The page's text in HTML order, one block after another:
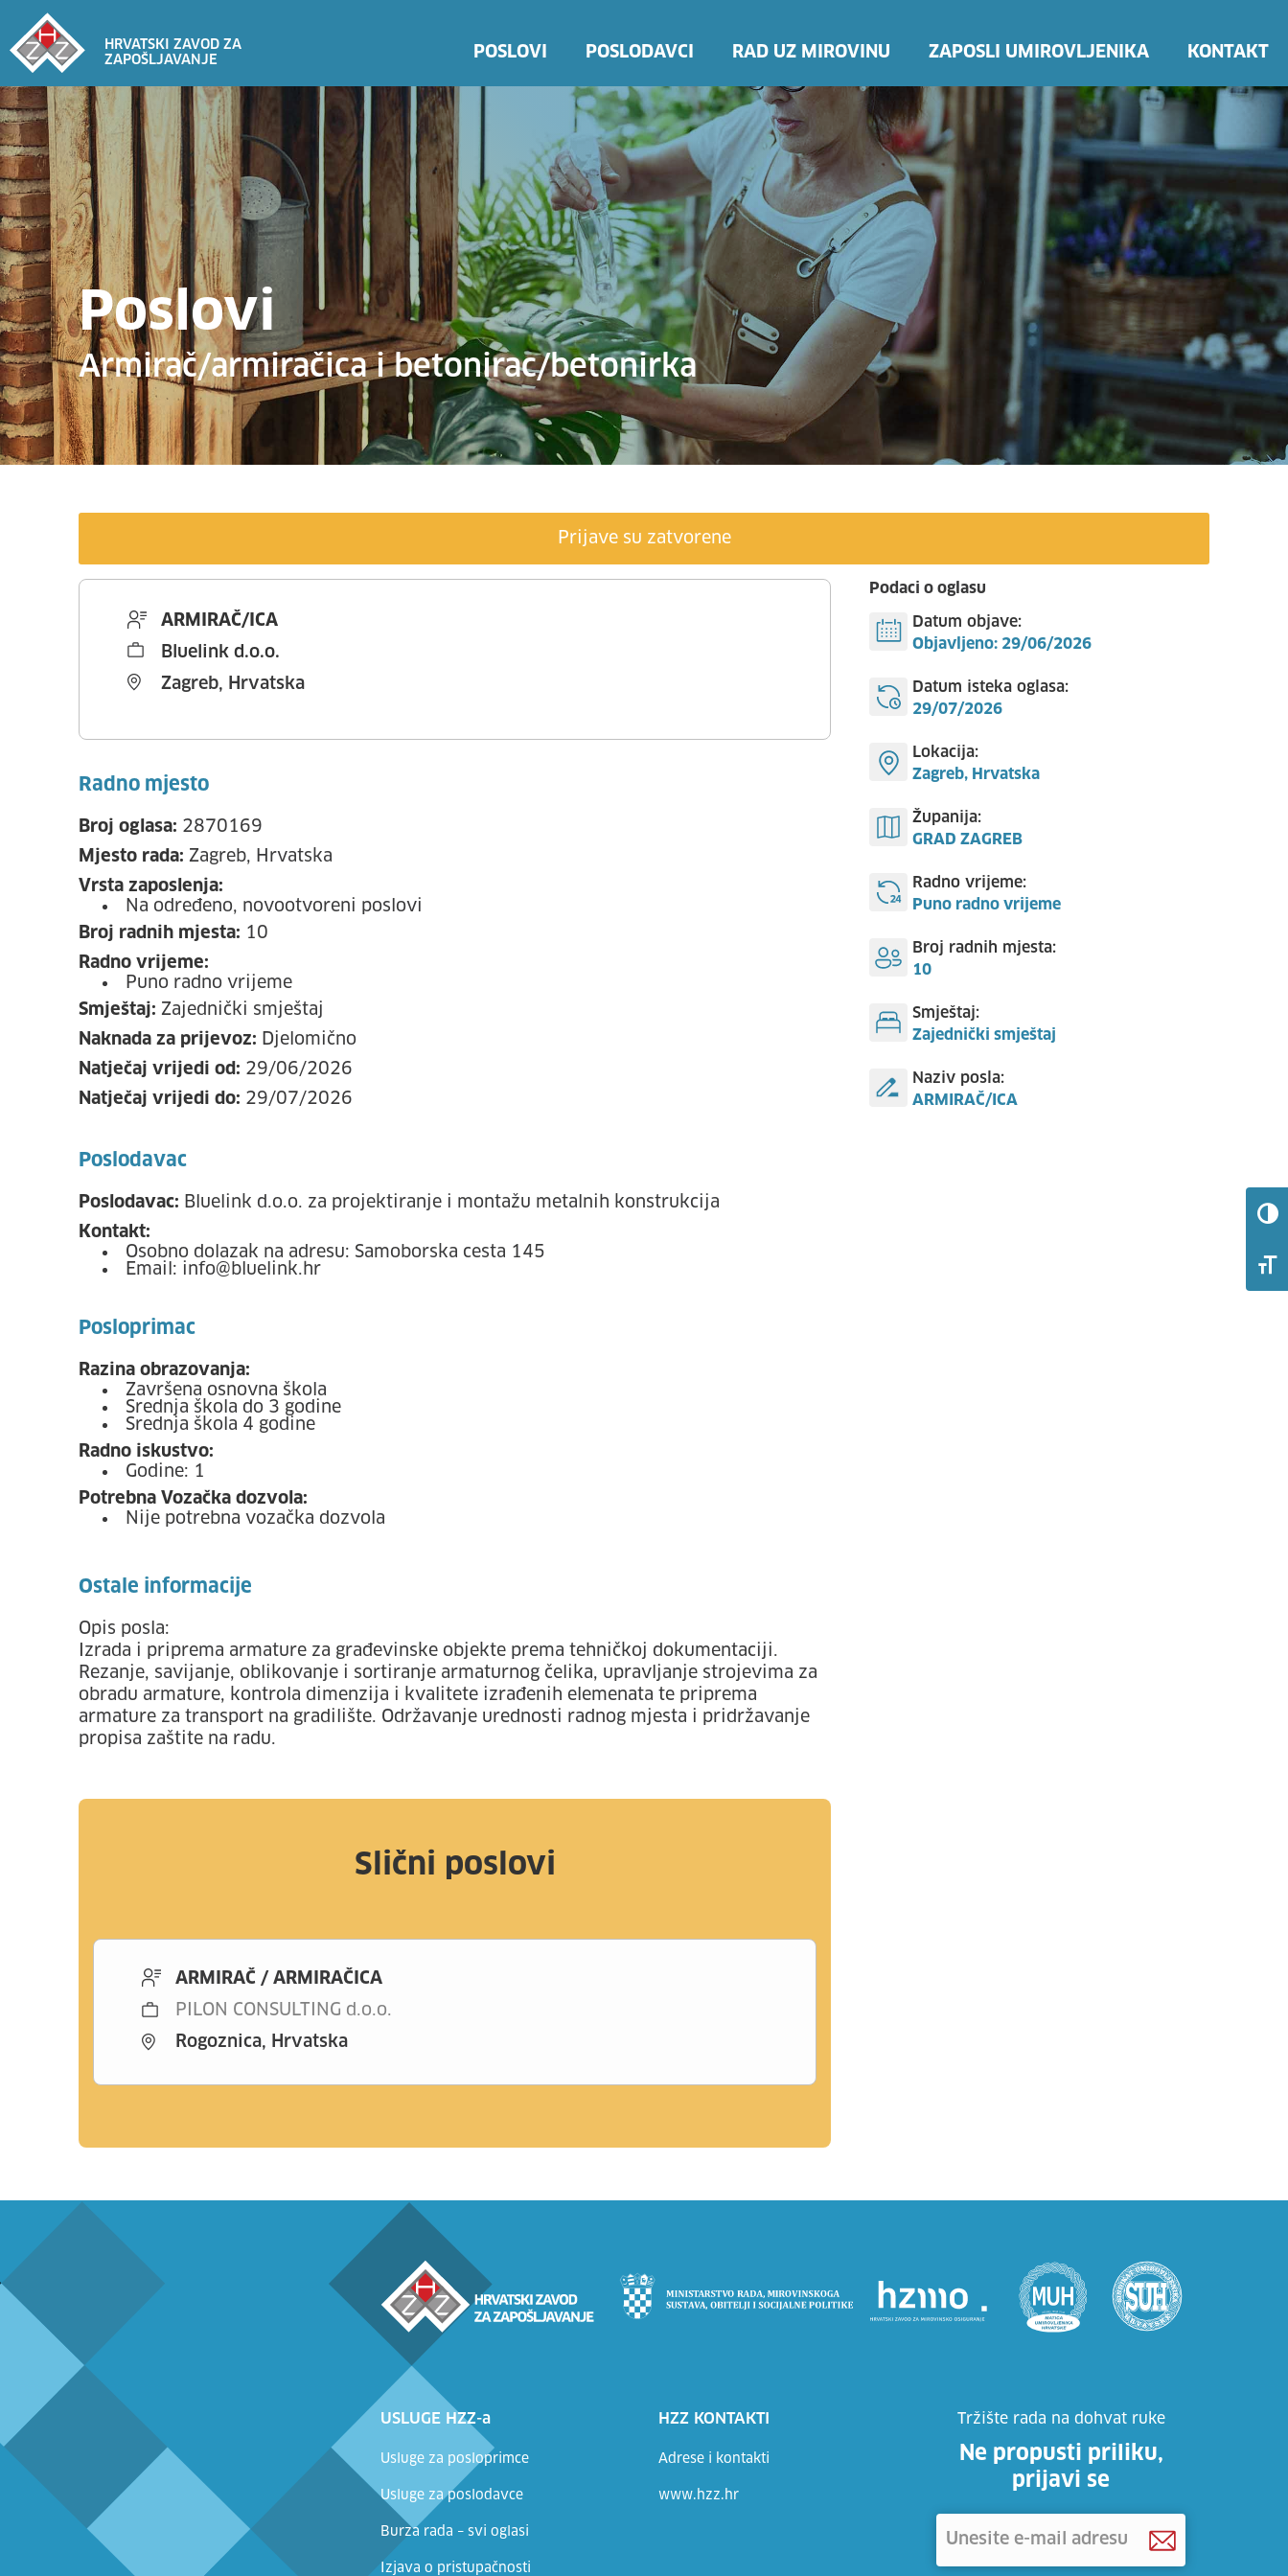
HRVATSKI ZAVOD ZA
ZAPOŠLJAVANJE
POSLOVI POSLODAVCI RAD UZ MIROVINU ZAPOSLI UMIROVLJENIKA KONTAKT
Poslovi
Armirač/armiračica i betonirac/betonirka
Prijave su zatvorene
ARMIRAČ/ICA
Bluelink d.o.o.
Zagreb, Hrvatska
Radno mjesto
Broj oglasa: 2870169
Mjesto rada: Zagreb, Hrvatska
Vrsta zaposlenja:
Na određeno, novootvoreni poslovi
Broj radnih mjesta: 10
Radno vrijeme:
Puno radno vrijeme
Smještaj: Zajednički smještaj
Naknada za prijevoz: Djelomično
Natječaj vrijedi od: 29/06/2026
Natječaj vrijedi do: 29/07/2026
Poslodavac
Poslodavac: Bluelink d.o.o. za projektiranje i montažu metalnih konstrukcija
Kontakt:
Osobno dolazak na adresu: Samoborska cesta 145
Email: info@bluelink.hr
Posloprimac
Razina obrazovanja:
Završena osnovna škola
Srednja škola do 3 godine
Srednja škola 4 godine
Radno iskustvo:
Godine: 1
Potrebna Vozačka dozvola:
Nije potrebna vozačka dozvola
Ostale informacije
Opis posla:
Izrada i priprema armature za građevinske objekte prema tehničkoj dokumentaciji.
Rezanje, savijanje, oblikovanje i sortiranje armaturnog čelika, upravljanje strojevima za
obradu armature, kontrola dimenzija i kvalitete izrađenih elemenata te priprema
armature za transport na gradilište. Održavanje urednosti radnog mjesta i pridržavanje
propisa zaštite na radu.
Slični poslovi
ARMIRAČ / ARMIRAČICA
PILON CONSULTING d.o.o.
Rogoznica, Hrvatska
Podaci o oglasu
Datum objave:
Objavljeno: 29/06/2026
Datum isteka oglasa:
29/07/2026
Lokacija:
Zagreb, Hrvatska
Županija:
GRAD ZAGREB
Radno vrijeme:
Puno radno vrijeme
Broj radnih mjesta:
10
Smještaj:
Zajednički smještaj
Naziv posla:
ARMIRAČ/ICA
USLUGE HZZ-a
Usluge za posloprimce
Usluge za poslodavce
Burza rada – svi oglasi
Izjava o pristupačnosti
HZZ KONTAKTI
Adrese i kontakti
www.hzz.hr
Tržište rada na dohvat ruke
Ne propusti priliku,
prijavi se